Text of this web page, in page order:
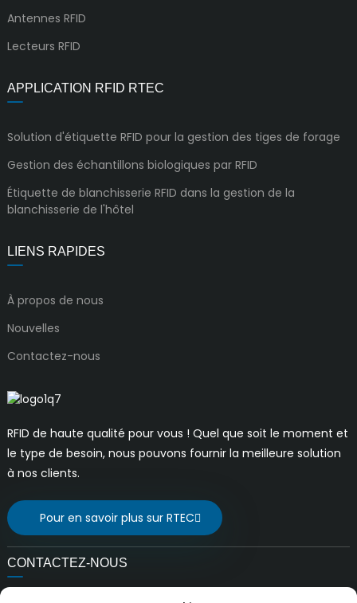
Antennes RFID
Lecteurs RFID
APPLICATION RFID RTEC
Solution d'étiquette RFID pour la gestion des tiges de forage
Gestion des échantillons biologiques par RFID
Étiquette de blanchisserie RFID dans la gestion de la
blanchisserie de l'hôtel
LIENS RAPIDES
À propos de nous
Nouvelles
Contactez-nous
RFID de haute qualité pour vous ! Quel que soit le moment et
le type de besoin, nous pouvons fournir la meilleure solution
à nos clients.
Pour en savoir plus sur RTEC
CONTACTEZ-NOUS